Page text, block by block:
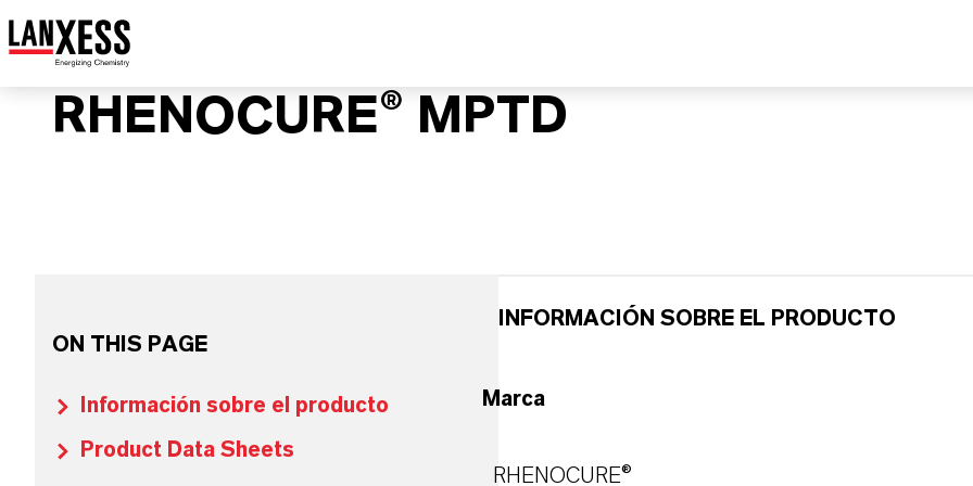
RHENOCURE® MPTD
ON THIS PAGE
Información sobre el producto
Product Data Sheets
INFORMACIÓN SOBRE EL PRODUCTO
Marca
RHENOCURE®